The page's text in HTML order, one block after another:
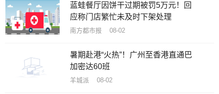
蓝蛙餐厅因饼干过期被罚5万元！回
应称门店繁忙未及时下架处理
南方都市报 08-02
暑期赴港“火热”！广州至香港直通巴
加密达60班
羊城派 08-02